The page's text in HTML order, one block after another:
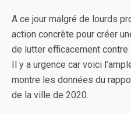
A ce jour malgré de lourds
action concrète pour créer
de lutter efficacement contre
Il y a urgence car voici
montre les données du
de la ville de 2020.